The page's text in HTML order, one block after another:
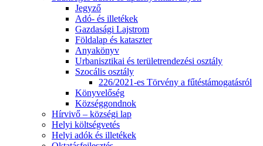
Jegyző
Adó- és illetékek
Gazdasági Lajstrom
Földalap és kataszter
Anyakönyv
Urbanisztikai és területrendezési osztály
Szocális osztály
226/2021-es Törvény a fűtéstámogatásról
Könyvelőség
Községgondnok
Hírvivő – községi lap
Helyi költségvetés
Helyi adók és illetékek